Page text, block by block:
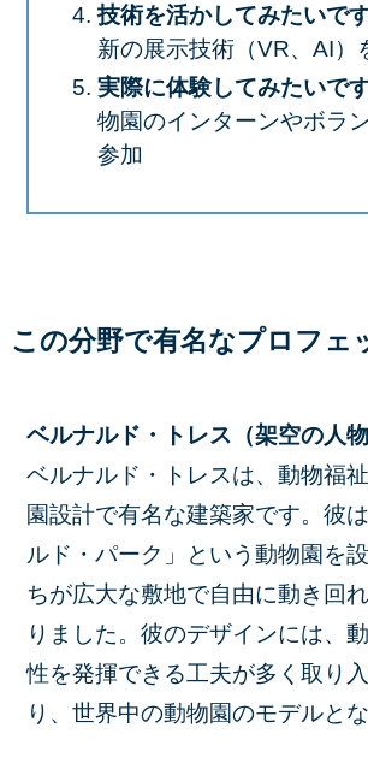
技術を活かしてみたいで
新の展示技術（VR、AI）
実際に体験してみたいで
物園のインターンやボラ
参加
この分野で有名なプロフェ
ベルナルド・トレス（架空の人物
ベルナルド・トレスは、動物福
園設計で有名な建築家です。彼
ルド・パーク」という動物園を
ちが広大な敷地で自由に動き回
りました。彼のデザインには、
性を発揮できる工夫が多く取り
り、世界中の動物園のモデルと